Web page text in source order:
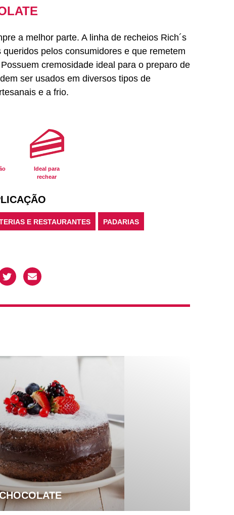
a melhor parte. A linha de recheios Rich´s
pelos consumidores e que remetem
cremosidade ideal para o preparo de
ser usados em diversos tipos de
e a frio.
Ideal para
rechear
E RESTAURANTES PADARIAS